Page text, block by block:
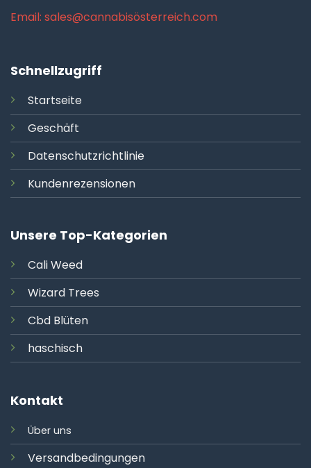
Email: sales@cannabisösterreich.com
Schnellzugriff
Startseite
Geschäft
Datenschutzrichtlinie
Kundenrezensionen
Unsere Top-Kategorien
CaliWeed
Wizard Trees
Cbd Blüten
haschisch
Kontakt
Über uns
Versandbedingungen